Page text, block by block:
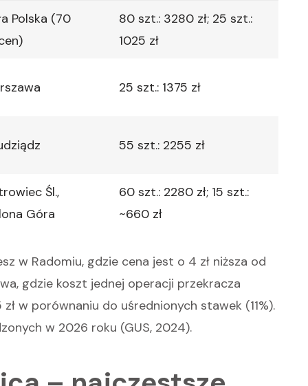
Polska (70
80 szt.: 3280 zł; 25 szt.:
1025 zł
25 szt.: 1375 zł
55 szt.: 2255 zł
Śl.,
Góra
60 szt.: 2280 zł; 15 szt.:
~660 zł
w Radomiu, gdzie cena jest o 4 zł niższa od
gdzie koszt jednej operacji przekracza
w porównaniu do uśrednionych stawek (11%).
w 2026 roku (GUS, 2024).